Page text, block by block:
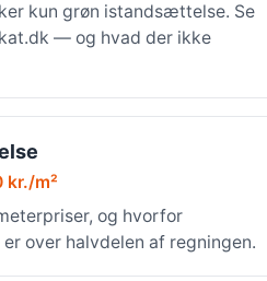
kun grøn istandsættelse. Se
— og hvad der ikke
m²
og hvorfor
over halvdelen af regningen.